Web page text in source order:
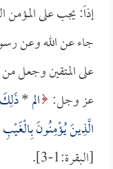
إذاً: يجب على المؤمن
جاء عن الله وعن
على المتقين وجعل
عز وجل: الم*
الَّذِينَ يُؤْمِنُونَ
[البقرة:1-3].